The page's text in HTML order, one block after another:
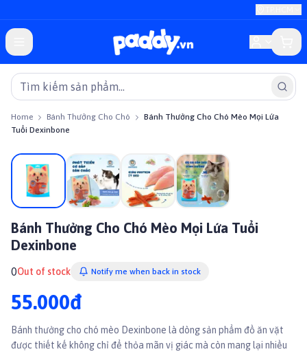
Home Bánh Thưởng Cho Chó
Bánh Thưởng Cho Chó Mèo Mọi Lứa
Tuổi Dexinbone
Bánh Thưởng Cho Chó Mèo Mọi Lứa Tuổi
Dexinbone
0Out of stock Notify me when back in stock
55.000đ
Bánh thưởng cho chó mèo Dexinbone là dòng sản phẩm đồ ăn vặt
được thiết kế không chỉ để thỏa mãn vị giác mà còn mang lại nhiều